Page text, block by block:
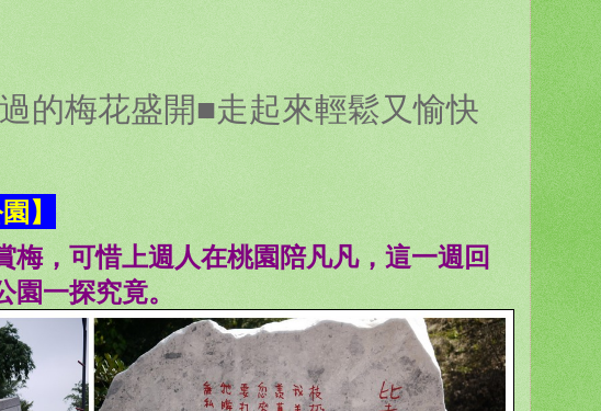
的梅花盛開■走起來輕鬆又愉快
】
，可惜上週人在桃園陪凡凡，這一週回
一探究竟。